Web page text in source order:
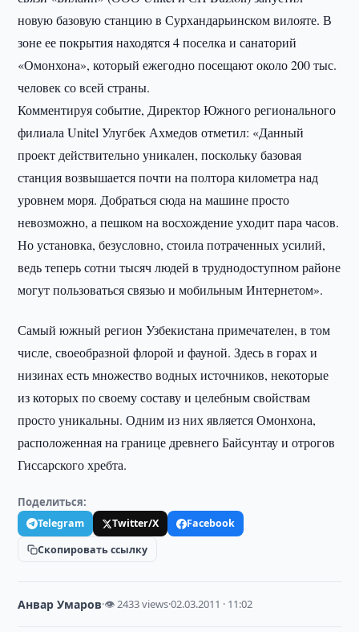
новую базовую станцию в Сурхандарьинском вилояте. В
зоне ее покрытия находятся 4 поселка и санаторий
«Омонхона», который ежегодно посещают около 200 тыс.
человек со всей страны.
Комментируя событие, Директор Южного регионального
филиала Unitel Улугбек Ахмедов отметил: «Данный
проект действительно уникален, поскольку базовая
станция возвышается почти на полтора километра над
уровнем моря. Добраться сюда на машине просто
невозможно, а пешком на восхождение уходит пара часов.
Но установка, безусловно, стоила потраченных усилий,
ведь теперь сотни тысяч людей в труднодоступном районе
могут пользоваться связью и мобильным Интернетом».
Самый южный регион Узбекистана примечателен, в том
числе, своеобразной флорой и фауной. Здесь в горах и
низинах есть множество водных источников, некоторые
из которых по своему составу и целебным свойствам
просто уникальны. Одним из них является Омонхона,
расположенная на границе древнего Байсунтау и отрогов
Гиссарского хребта.
Поделиться:
Telegram Twitter/X
Facebook
Скопировать ссылку
Анвар Умаров·👁 2433 views·02.03.2011 · 11:02